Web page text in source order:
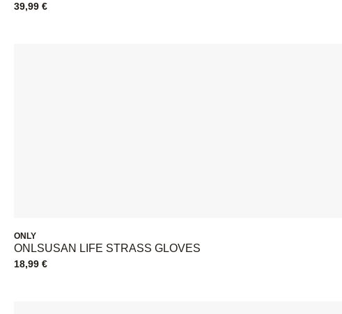
39,99 €
ONLY
ONLSUSAN LIFE STRASS GLOVES
18,99 €